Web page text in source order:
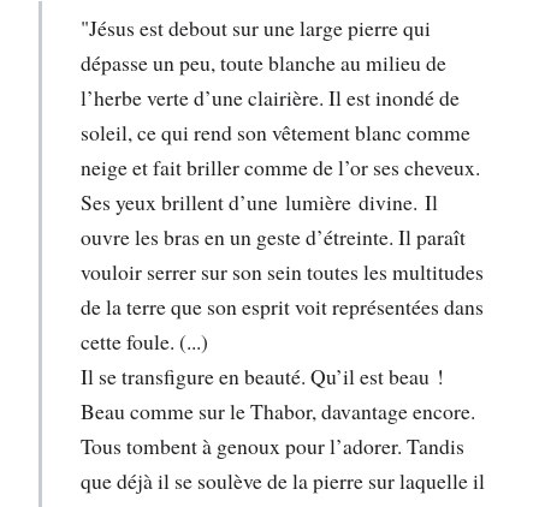
"Jésus est debout sur une large pierre qui
dépasse un peu, toute blanche au milieu de
l’herbe verte d’une clairière. Il est inondé de
soleil, ce qui rend son vêtement blanc comme
neige et fait briller comme de l’or ses cheveux.
Ses yeux brillent d’une lumière divine. Il
ouvre les bras en un geste d’étreinte. Il paraît
vouloir serrer sur son sein toutes les multitudes
de la terre que son esprit voit représentées dans
cette foule. (...)
Il se transfigure en beauté. Qu’il est beau !
Beau comme sur le Thabor, davantage encore.
Tous tombent à genoux pour l’adorer. Tandis
que déjà il se soulève de la pierre sur laquelle il